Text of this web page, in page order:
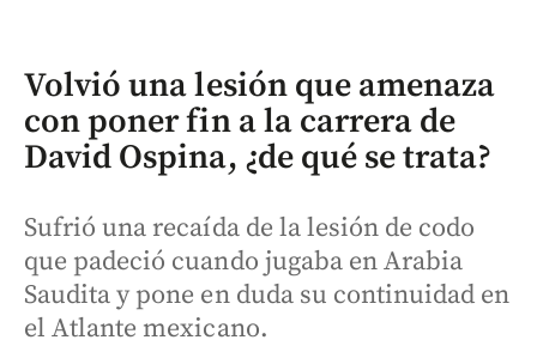
Volvió una lesión que amenaza
con poner fin a la carrera de
David Ospina, ¿de qué se trata?
Sufrió una recaída de la lesión de codo
que padeció cuando jugaba en Arabia
Saudita y pone en duda su continuidad en
el Atlante mexicano.